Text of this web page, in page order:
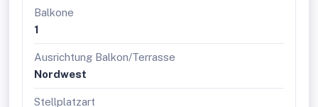
Aluminium-Deckschalen
Fliesen in Bad, WC und Abstellräumen
Die Lage:
Balkone
1
Ausrichtung Balkon/Terrasse
Nordwest
Stellplatzart